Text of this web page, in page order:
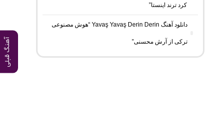
آهنگ قبلی
کرد ترند اینستا”
دانلود آهنگ Yavaş Yavaş Derin Derin “هوش مصنوعی
ترکی از آرش محسنی”